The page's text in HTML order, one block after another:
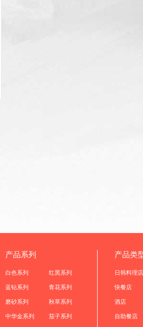
产品系列
白色系列 红黑系列
蓝钻系列 青花系列
磨砂系列 秋草系列
中华金系列 茄子系列
产品类
日韩料理店
快餐店
酒店
自助餐店